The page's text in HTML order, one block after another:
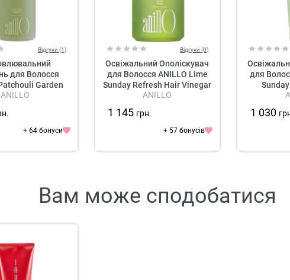
Відгуки (1)
для Волосся
Garden
Repair Shampoo
ANILLO
+ 64 бонуси
Відгуки (0)
Освіжальний Ополіскувач
для Волосся ANILLO Lime
Sunday Refresh Hair Vinegar
ANILLO
1 145 грн.
+ 57 бонусів
для
1 030
Вам може сподобатися